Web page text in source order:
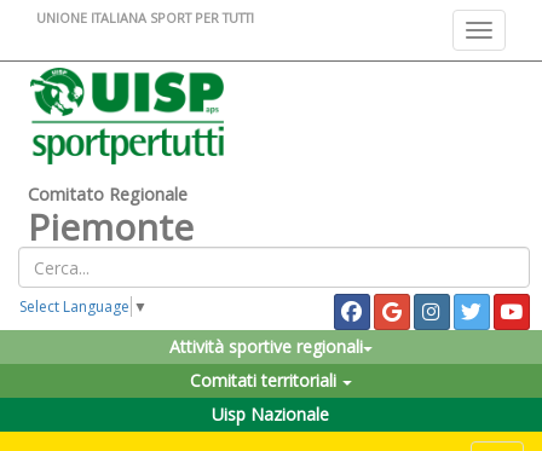
Toggle
UNIONE ITALIANA SPORT PER TUTTI
Comitato Regionale
Piemonte
Select Language ▼
Attività sportive regionali
Comitati territoriali
Uisp Nazionale